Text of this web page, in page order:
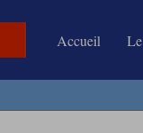
Accueil